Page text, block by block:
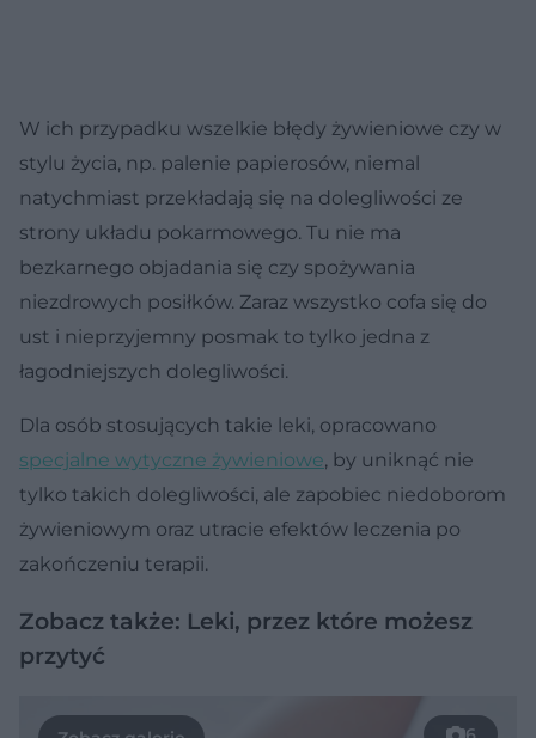
W ich przypadku wszelkie błędy żywieniowe czy w
stylu życia, np. palenie papierosów, niemal
natychmiast przekładają się na dolegliwości ze
strony układu pokarmowego. Tu nie ma
bezkarnego objadania się czy spożywania
niezdrowych posiłków. Zaraz wszystko cofa się do
ust i nieprzyjemny posmak to tylko jedna z
łagodniejszych dolegliwości.
Dla osób stosujących takie leki, opracowano
specjalne wytyczne żywieniowe, by uniknąć nie
tylko takich dolegliwości, ale zapobiec niedoborom
żywieniowym oraz utracie efektów leczenia po
zakończeniu terapii.
Zobacz także: Leki, przez które możesz
przytyć